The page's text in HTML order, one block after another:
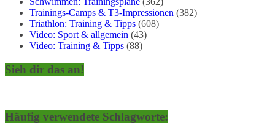
Trainings-Camps & T3-Impressionen (382)
Triathlon: Training & Tipps (608)
Video: Sport & allgemein (43)
Video: Training & Tipps (88)
Sieh dir das an!
Häufig verwendete Schlagworte: